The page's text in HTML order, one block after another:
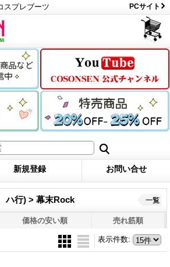
プレブーツ PCサイト
新規登録 お問い合せ
ハ行) > 幕末Rock 一覧
価格の安い順 売れ筋順
表示件数: